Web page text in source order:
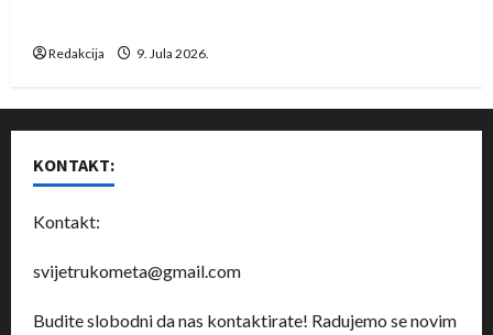
Redakcija 9. Jula 2026.
KONTAKT:
Kontakt:
svijetrukometa@gmail.com
Budite slobodni da nas kontaktirate! Radujemo se novim